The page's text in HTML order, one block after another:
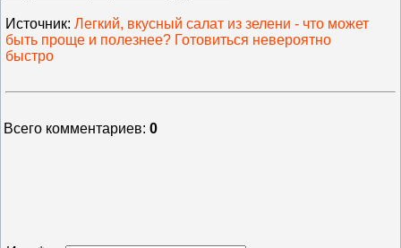
Источник: Легкий, вкусный салат из зелени - что может
быть проще и полезнее? Готовиться невероятно
быстро
Всего комментариев: 0